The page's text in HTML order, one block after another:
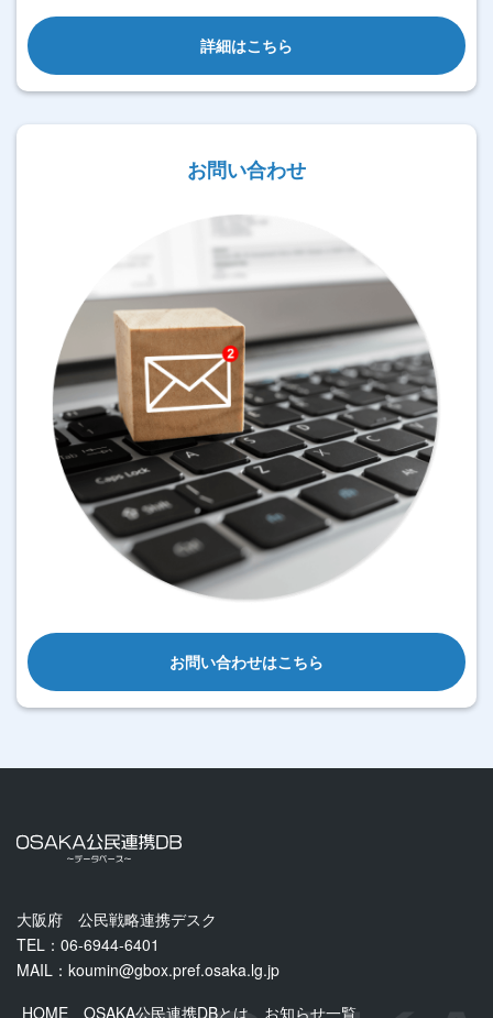
詳細はこちら
お問い合わせ
お問い合わせはこちら
大阪府 公民戦略連携デスク
TEL：06-6944-6401
MAIL： koumin@gbox.pref.osaka.lg.jp
HOME
OSAKA公民連携DBとは お知らせ一覧